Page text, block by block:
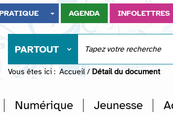
AGENDA INFOLETTRES
PARTOUT
Vous êtes ici : Accueil / Détail du document
Numérique Jeunesse